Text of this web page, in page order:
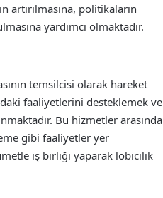
artırılmasına, politikaların
yardımcı olmaktadır.
temsilcisi olarak hareket
faaliyetlerini desteklemek ve
Bu hizmetler arasında
gibi faaliyetler yer
iş birliği yaparak lobicilik